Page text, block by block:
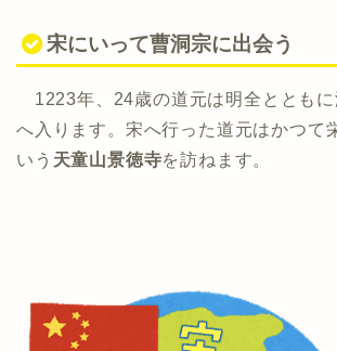
宋にいって曹洞宗に出会う
1223年、24歳の道元は明全とともに
へ入ります。宋へ行った道元はかつて
いう 天童山景徳寺を訪ねます。